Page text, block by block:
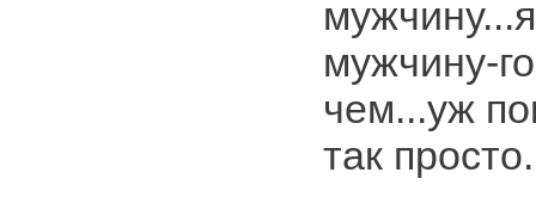
мужчину-
чем...уж
так